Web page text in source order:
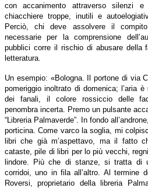
con accanimento attraverso silenzi
chiacchiere troppe, inutili e
Perciò, chi deve assolvere il
necessarie per la comprensione
pubblici corre il rischio di abusare della
letteratura.
Un esempio: «Bologna. Il portone di via
pomeriggio inoltrato di domenica; l’aria
dei fanali, il colore rossiccio delle
penombra incerta. Premo un pulsante
“Libreria Palmaverde”. In fondo
porticina. Come varco la soglia, mi
libri che già m’aspettavo, ma il fatto
cataste, pile di libri per lo più vecchi,
lindore. Più che di stanze, si tratta di
corridoi, uno in fila all’altro. Al termine
Roversi, proprietario della libreria